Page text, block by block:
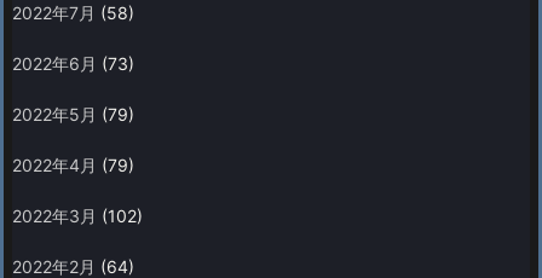
2022年7月 (58)
2022年6月 (73)
2022年5月 (79)
2022年4月 (79)
2022年3月 (102)
2022年2月 (64)